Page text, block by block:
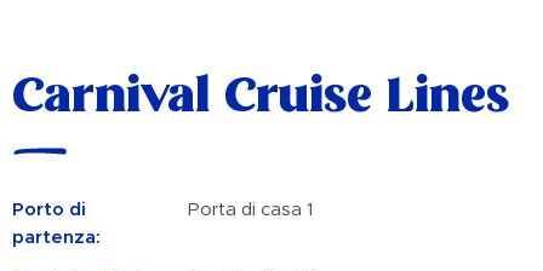
Carnival Cruise Lines
Porto di
partenza:
Porta di casa 1